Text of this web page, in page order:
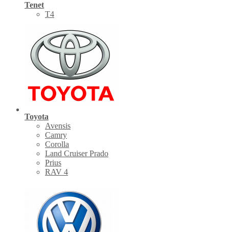
Tenet
Т4
Toyota
Avensis
Camry
Corolla
Land Cruiser Prado
Prius
RAV 4